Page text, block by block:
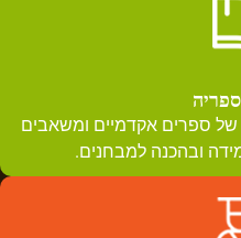
ספרים אקדמיים ומשאבים
ובהכנה למבחנים.